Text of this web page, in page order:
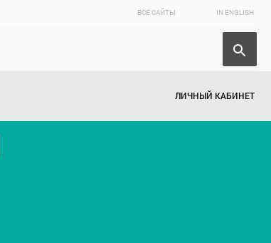
ВСЕ САЙТЫ IN ENGLISH
ЛИЧНЫЙ КАБИНЕТ